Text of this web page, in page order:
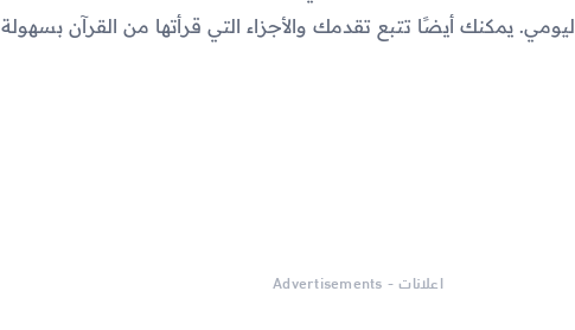
يمكنك أيضًا تتبع تقدمك والأجزاء التي قرأتها من القرآن بسهولة
اعلانات - Advertisements